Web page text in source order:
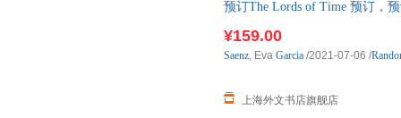
预订The Lords of Time 预订，
¥159.00
上海外文书店旗舰店
Saenz, Eva Garcia /2021-07-06 /